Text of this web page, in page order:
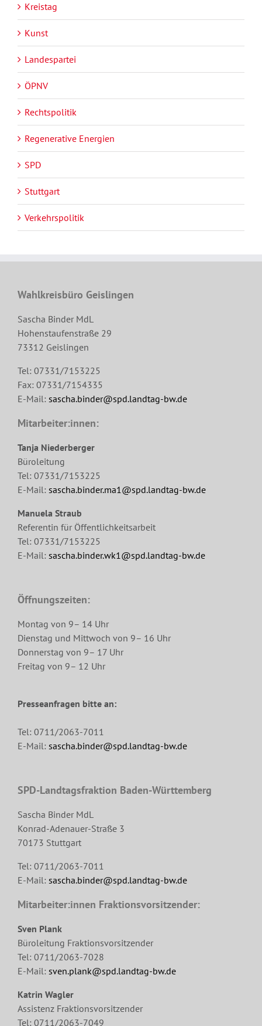
Kreistag
Kunst
Landespartei
ÖPNV
Rechtspolitik
Regenerative Energien
SPD
Stuttgart
Verkehrspolitik
Wahlkreisbüro Geislingen
Sascha Binder MdL
Hohenstaufenstraße 29
73312 Geislingen
Tel: 07331/7153225
Fax: 07331/7154335
E-Mail: sascha.binder@spd.landtag-bw.de
Mitarbeiter:innen:
Tanja Niederberger
Büroleitung
Tel: 07331/7153225
E-Mail: sascha.binder.ma1@spd.landtag-bw.de
Manuela Straub
Referentin für Öffentlichkeitsarbeit
Tel: 07331/7153225
E-Mail: sascha.binder.wk1@spd.landtag-bw.de
Öffnungszeiten:
Montag von 9– 14 Uhr
Dienstag und Mittwoch von 9– 16 Uhr
Donnerstag von 9– 17 Uhr
Freitag von 9– 12 Uhr
Presseanfragen bitte an:
Tel: 0711/2063-7011
E-Mail: sascha.binder@spd.landtag-bw.de
SPD-Landtagsfraktion Baden-Württemberg
Sascha Binder MdL
Konrad-Adenauer-Straße 3
70173 Stuttgart
Tel: 0711/2063-7011
E-Mail: sascha.binder@spd.landtag-bw.de
Mitarbeiter:innen Fraktionsvorsitzender:
Sven Plank
Büroleitung Fraktionsvorsitzender
Tel: 0711/2063-7028
E-Mail: sven.plank@spd.landtag-bw.de
Katrin Wagler
Assistenz Fraktionsvorsitzender
Tel: 0711/2063-7049